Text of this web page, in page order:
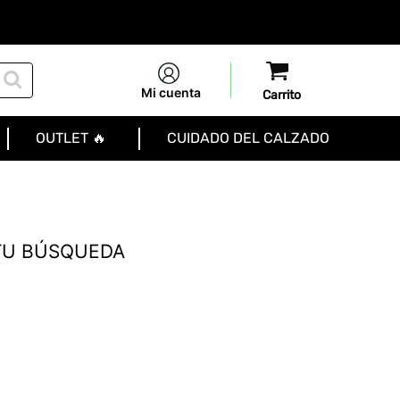
Mi cuenta
OUTLET 🔥 CUIDADO DEL CALZADO
BÚSQUEDA